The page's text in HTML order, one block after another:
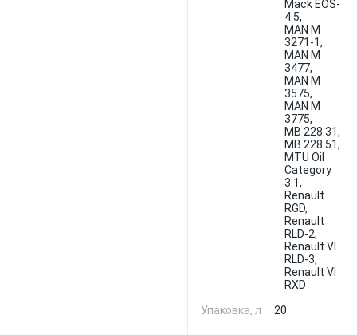
Mack EOS-
4.5,
MAN M
3271-1,
MAN M
3477,
MAN M
3575,
MAN M
3775,
MB 228.31,
MB 228.51,
MTU Oil
Category
3.1,
Renault
RGD,
Renault
RLD-2,
Renault VI
RLD-3,
Renault VI
RXD
Упаковка, л
20